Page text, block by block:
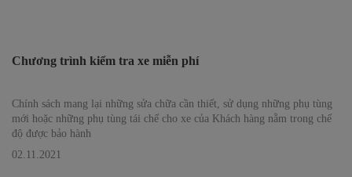
Chương trình kiểm tra xe miễn phí
Chính sách mang lại những sửa chữa cần thiết, sử dụng những phụ tùng
mới hoặc những phụ tùng tái chế cho xe của Khách hàng nằm trong chế
độ được bảo hành
02.11.2021